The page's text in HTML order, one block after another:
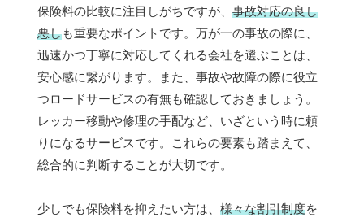
保険料の比較に注目しがちですが、 事故対応の良し
悪しも重要なポイントです。万が一の事故の際に、
迅速かつ丁寧に対応してくれる会社を選ぶことは、
安心感に繋がります。また、事故や故障の際に役立
つロードサービスの有無も確認しておきましょう。
レッカー移動や修理の手配など、いざという時に頼
りになるサービスです。これらの要素も踏まえて、
総合的に判断することが大切です。
少しでも保険料を抑えたい方は、 様々な割引制度を